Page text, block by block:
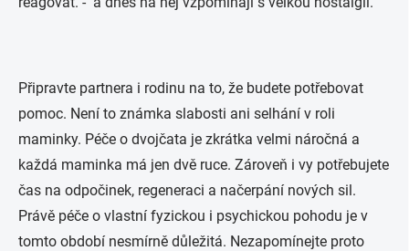
Připravte partnera i rodinu na to, že budete potřebovat
pomoc. Není to známka slabosti ani selhání v roli
maminky. Péče o dvojčata je zkrátka velmi náročná a
každá maminka má jen dvě ruce. Zároveň i vy potřebujete
čas na odpočinek, regeneraci a načerpání nových sil.
Právě péče o vlastní fyzickou i psychickou pohodu je v
tomto období nesmírně důležitá. Nezapomínejte proto